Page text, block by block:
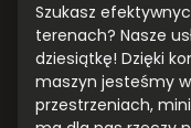
Szukasz
terenach? Nasze
dziesiątkę! Dzięki
maszyn jesteśmy
przestrzeniach,